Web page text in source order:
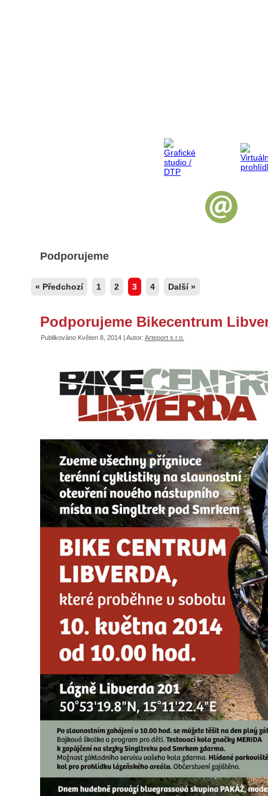
Podporujeme
« Předchozí 1 2 3 4 Další »
Podporujeme Bikecentrum
Publikováno Květen 8, 2014 | Autor: Arteport s.r.o.